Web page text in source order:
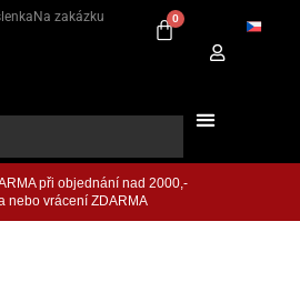
Na zakázku
0
při objednání nad 2000,-
nebo vrácení ZDARMA